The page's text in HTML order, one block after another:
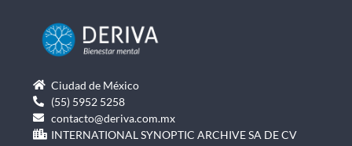
Ciudad de México
(55) 5952 5258
contacto@deriva.com.mx
INTERNATIONAL SYNOPTIC ARCHIVE SA DE CV